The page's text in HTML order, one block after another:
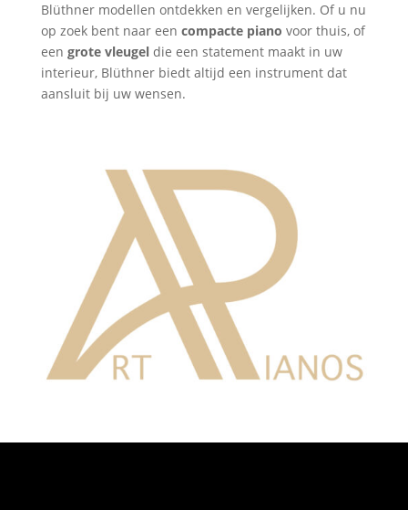
Blüthner modellen ontdekken en vergelijken. Of u nu
op zoek bent naar een compacte piano voor thuis, of
een grote vleugeldie een statement maakt in uw
interieur, Blüthner biedt altijd een instrument dat
aansluit bij uw wensen.